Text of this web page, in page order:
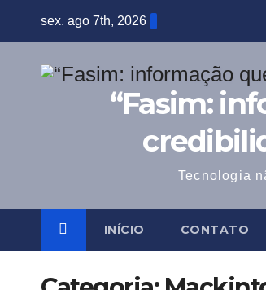
sex. ago 7th, 2026
“Fasim:
Tecnologia
INÍCIO CONTATO